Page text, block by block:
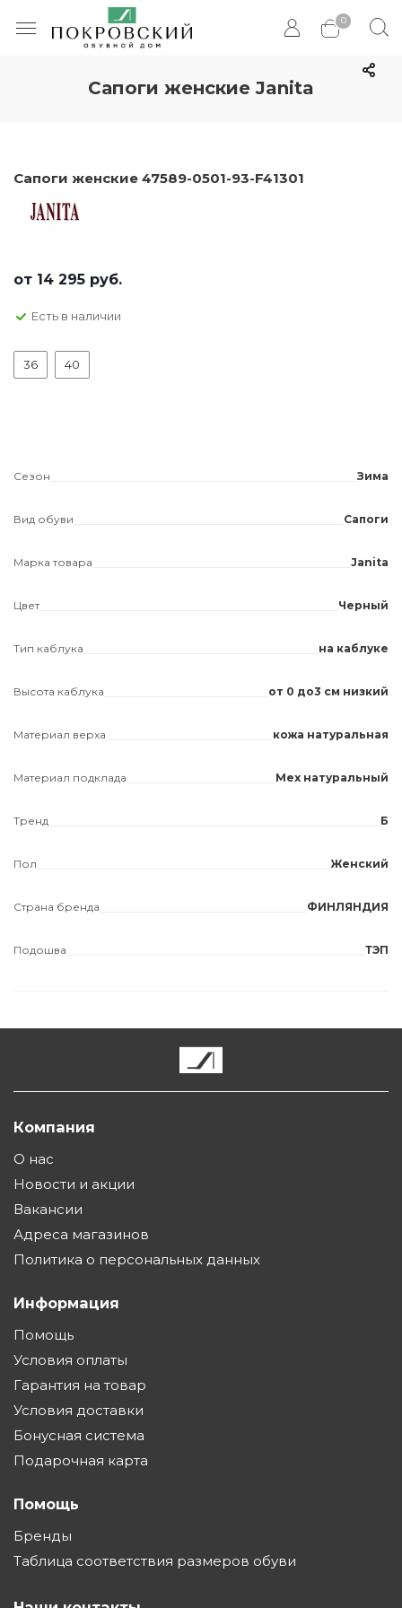
0
Сапоги женские Janita
Сапоги женские 47589-0501-93-F41301
от 14 295 руб.
Есть в наличии
36 40
Сезон Зима
Вид обуви Сапоги
Марка товара Janita
Цвет Черный
Тип каблука на каблуке
Высота каблука от 0 до3 см низкий
Материал верха кожа натуральная
Материал подклада Мех натуральный
Тренд Б
Пол Женский
Страна бренда ФИНЛЯНДИЯ
Подошва ТЭП
Компания
О нас
Новости и акции
Вакансии
Адреса магазинов
Политика о персональных данных
Информация
Помощь
Условия оплаты
Гарантия на товар
Условия доставки
Бонусная система
Подарочная карта
Помощь
Бренды
Таблица соответствия размеров обуви